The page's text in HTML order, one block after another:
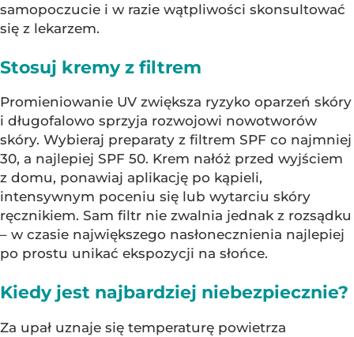
samopoczucie i w razie wątpliwości skonsultować
się z lekarzem.
Stosuj kremy z filtrem
Promieniowanie UV zwiększa ryzyko oparzeń skóry
i długofalowo sprzyja rozwojowi nowotworów
skóry. Wybieraj preparaty z filtrem SPF co najmniej
30, a najlepiej SPF 50. Krem nałóż przed wyjściem
z domu, ponawiaj aplikację po kąpieli,
intensywnym poceniu się lub wytarciu skóry
ręcznikiem. Sam filtr nie zwalnia jednak z rozsądku
– w czasie największego nasłonecznienia najlepiej
po prostu unikać ekspozycji na słońce.
Kiedy jest najbardziej niebezpiecznie?
Za upał uznaje się temperaturę powietrza